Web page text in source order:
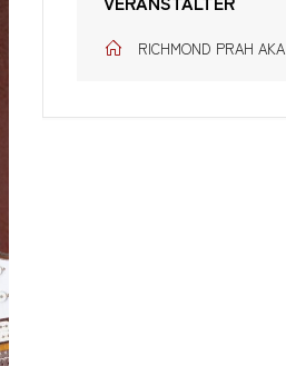
RICHMOND PRAH AKA